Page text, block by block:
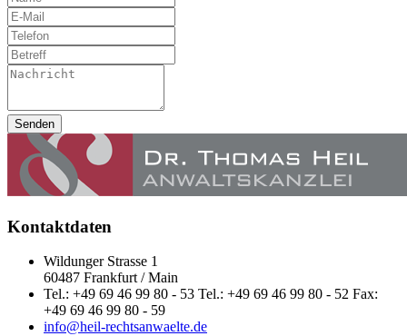
Senden
Kontaktdaten
Wildunger Strasse 1
60487 Frankfurt / Main
Tel.: +49 69 46 99 80 - 53 Tel.: +49 69 46 99 80 - 52 Fax:
+49 69 46 99 80 - 59
info@heil-rechtsanwaelte.de